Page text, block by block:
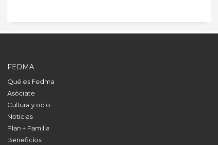
FEDMA
Qué es Fedma
Asóciate
Cultura y ocio
Noticias
Plan + Familia
Beneficios